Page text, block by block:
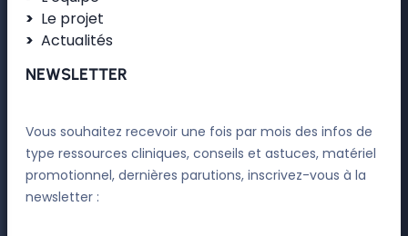
Le projet
Actualités
NEWSLETTER
Vous souhaitez recevoir une fois par mois des infos de
type ressources cliniques, conseils et astuces, matériel
promotionnel, dernières parutions, inscrivez-vous à la
newsletter :